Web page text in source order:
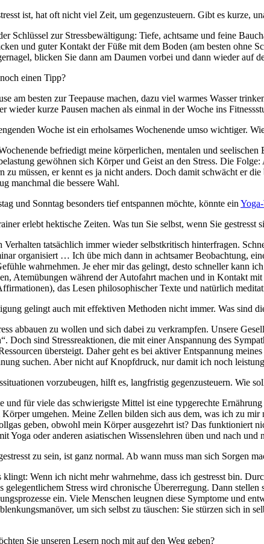
ist, hat oft nicht viel Zeit, um gegenzusteuern. Gibt es kurze,
Schlüssel zur Stressbewältigung: Tiefe, achtsame und feine
und guter Kontakt der Füße mit dem Boden (am besten
blicken Sie dann am Daumen vorbei und dann wieder auf
einen Tipp?
am besten zur Teepause machen, dazu viel warmes Wasser
wieder kurze Pausen machen als einmal in der Woche ins
Woche ist ein erholsames Wochenende umso wichtiger.
befriedigt meine körperlichen, mentalen und
gewöhnen sich Körper und Geist an den Stress. Die
zu müssen, er kennt es ja nicht anders. Doch damit schwächt er
manchmal die bessere Wahl.
und Sonntag besonders tief entspannen möchte, könnte ein
erlebt hektische Zeiten. Was tun Sie selbst, wenn Sie gestresst
Verhalten tatsächlich immer wieder selbstkritisch hinterfragen.
organisiert … Ich übe mich dann in achtsamer Beobachtung,
wahrnehmen. Je eher mir das gelingt, desto schneller kann
Atemübungen während der Autofahrt machen und in Kontakt
das Lesen philosophischer Texte und natürlich
gelingt auch mit effektiven Methoden nicht immer. Was sind
abbauen zu wollen und sich dabei zu verkrampfen. Unsere
Doch sind Stressreaktionen, die mit einer Anspannung des
übersteigt. Daher geht es bei aktiver Entspannung
suchen. Aber nicht auf Knopfdruck, nur damit ich noch
vorzubeugen, hilft es, langfristig gegenzusteuern. Wie
und für viele das schwierigste Mittel ist eine typgerechte
umgehen. Meine Zellen bilden sich aus dem, was ich zu
geben, obwohl mein Körper ausgezehrt ist? Das
Yoga oder anderen asiatischen Wissenslehren üben und nach
zu sein, ist ganz normal. Ab wann muss man sich Sorgen
klingt: Wenn ich nicht mehr wahrnehme, dass ich gestresst bin.
gelegentlichem Stress wird chronische Übererregung. Dann
ein. Viele Menschen leugnen diese Symptome und
um sich selbst zu täuschen: Sie stürzen sich in
Sie unseren Lesern noch mit auf den Weg geben?